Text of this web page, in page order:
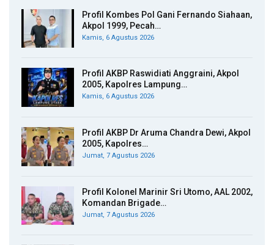
Profil Kombes Pol Gani Fernando Siahaan,
Akpol 1999, Pecah…
Kamis, 6 Agustus 2026
Profil AKBP Raswidiati Anggraini, Akpol
2005, Kapolres Lampung…
Kamis, 6 Agustus 2026
Profil AKBP Dr Aruma Chandra Dewi, Akpol
2005, Kapolres…
Jumat, 7 Agustus 2026
Profil Kolonel Marinir Sri Utomo, AAL 2002,
Komandan Brigade…
Jumat, 7 Agustus 2026